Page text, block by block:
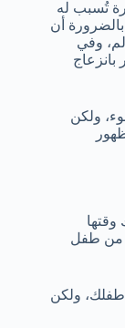
تُسبب له
أن
وفي
بانزعاج
ولكن
من طفل
ولكن